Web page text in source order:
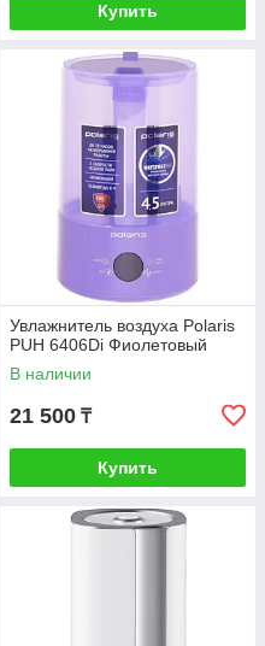
Купить
Увлажнитель воздуха Polaris
PUH 6406Di Фиолетовый
В наличии
21 500 ₸
Купить